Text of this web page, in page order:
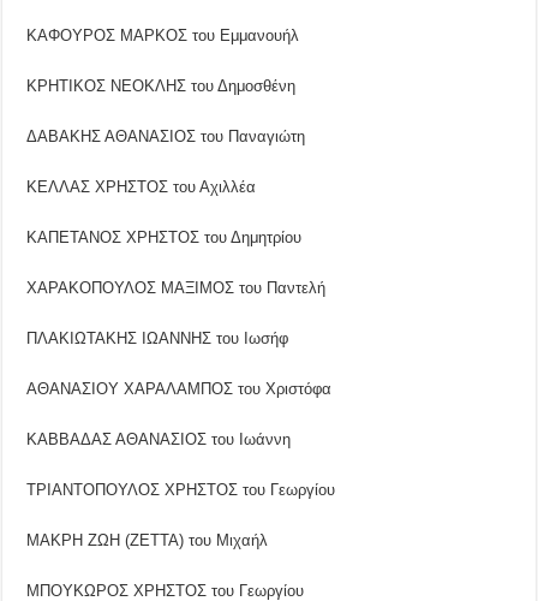
ΚΑΦΟΥΡΟΣ ΜΑΡΚΟΣ του Εμμανουήλ
ΚΡΗΤΙΚΟΣ ΝΕΟΚΛΗΣ του Δημοσθένη
ΔΑΒΑΚΗΣ ΑΘΑΝΑΣΙΟΣ του Παναγιώτη
ΚΕΛΛΑΣ ΧΡΗΣΤΟΣ του Αχιλλέα
ΚΑΠΕΤΑΝΟΣ ΧΡΗΣΤΟΣ του Δημητρίου
ΧΑΡΑΚΟΠΟΥΛΟΣ ΜΑΞΙΜΟΣ του Παντελή
ΠΛΑΚΙΩΤΑΚΗΣ ΙΩΑΝΝΗΣ του Ιωσήφ
ΑΘΑΝΑΣΙΟΥ ΧΑΡΑΛΑΜΠΟΣ του Χριστόφα
ΚΑΒΒΑΔΑΣ ΑΘΑΝΑΣΙΟΣ του Ιωάννη
ΤΡΙΑΝΤΟΠΟΥΛΟΣ ΧΡΗΣΤΟΣ του Γεωργίου
ΜΑΚΡΗ ΖΩΗ (ΖΕΤΤΑ) του Μιχαήλ
ΜΠΟΥΚΩΡΟΣ ΧΡΗΣΤΟΣ του Γεωργίου